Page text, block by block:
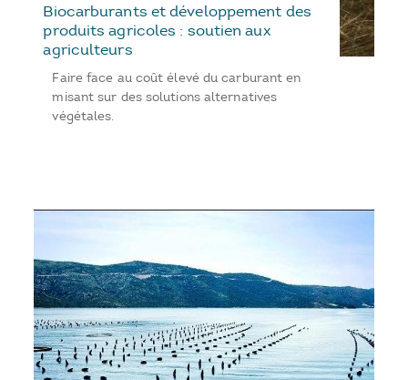
Biocarburants et développement des
produits agricoles : soutien aux
agriculteurs
Faire face au coût élevé du carburant en
misant sur des solutions alternatives
végétales.